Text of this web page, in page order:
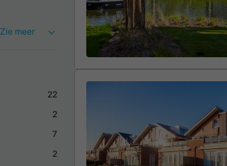
Zie meer
22
2
7
2